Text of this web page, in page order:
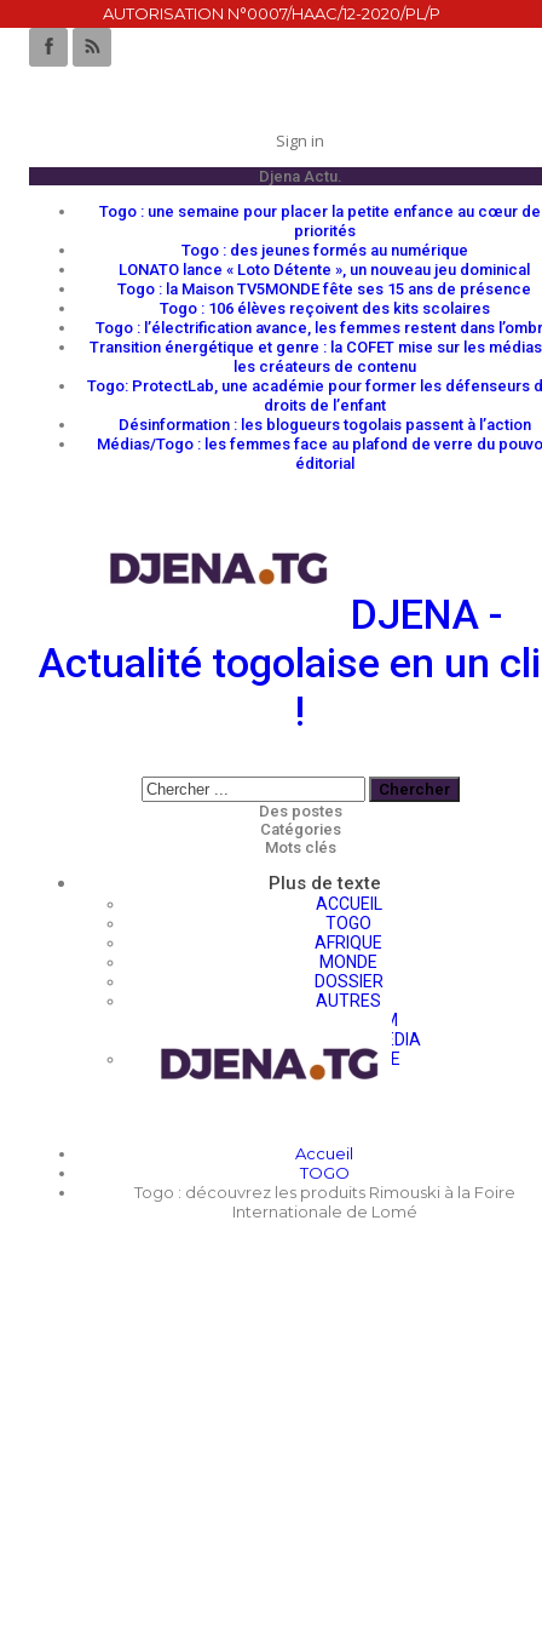
AUTORISATION N°0007/HAAC/12-2020/PL/P
Sign in
Djena Actu.
Togo : une semaine pour placer la petite enfance au cœur
priorités
Togo : des jeunes formés au numérique
LONATO lance « Loto Détente », un nouveau jeu dominical
Togo : la Maison TV5MONDE fête ses 15 ans de présence
Togo : 106 élèves reçoivent des kits scolaires
Togo : l’électrification avance, les femmes restent dans
Transition énergétique et genre : la COFET mise sur les
les créateurs de contenu
Togo: ProtectLab, une académie pour former les défenseurs
droits de l’enfant
Désinformation : les blogueurs togolais passent à l’action
Médias/Togo : les femmes face au plafond de verre du
éditorial
DJENA -
Actualité togolaise en un
!
Des postes
Catégories
Mots clés
Plus de texte
ACCUEIL
TOGO
AFRIQUE
MONDE
DOSSIER
AUTRES
ZOOM
MULTIMEDIA
NOUS ECRIRE
Accueil
TOGO
Togo : découvrez les produits Rimouski à la Foire
Internationale de Lomé